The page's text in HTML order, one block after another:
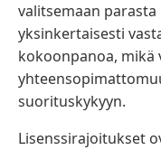
valitsemaan
yksinkertaisesti
kokoonpanoa, mikä
suorituskykyyn.
Lisenssirajoitukset